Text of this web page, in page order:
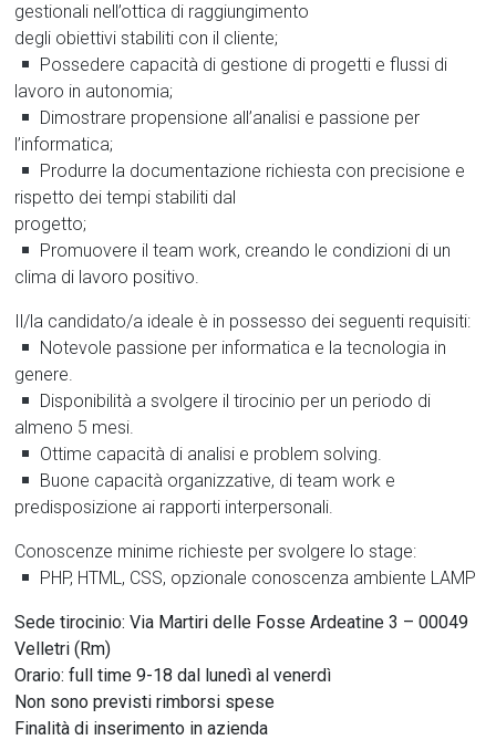
gestionali nell’ottica di raggiungimento
degli obiettivi stabiliti con il cliente;
Possedere capacità di gestione di progetti e flussi di
lavoro in autonomia;
Dimostrare propensione all’analisi e passione per
l’informatica;
Produrre la documentazione richiesta con precisione e
rispetto dei tempi stabiliti dal
progetto;
Promuovere il team work, creando le condizioni di un
clima di lavoro positivo.
Il/la candidato/a ideale è in possesso dei seguenti requisiti:
Notevole passione per informatica e la tecnologia in
genere.
Disponibilità a svolgere il tirocinio per un periodo di
almeno 5 mesi.
Ottime capacità di analisi e problem solving.
Buone capacità organizzative, di team work e
predisposizione ai rapporti interpersonali.
Conoscenze minime richieste per svolgere lo stage:
PHP, HTML, CSS, opzionale conoscenza ambiente LAMP
Sede tirocinio: Via Martiri delle Fosse Ardeatine 3 – 00049
Velletri (Rm)
Orario: full time 9-18 dal lunedì al venerdì
Non sono previsti rimborsi spese
Finalità di inserimento in azienda